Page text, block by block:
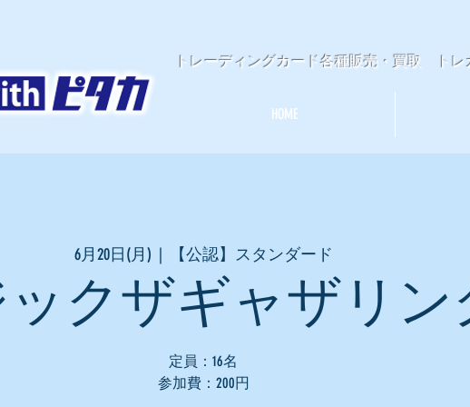
トレーディングカード各種販売・買取 ト
HOME
6月20日(月)
  |
【公認】スタンダード
クザギャザリン
定員：16名
参加費：200円